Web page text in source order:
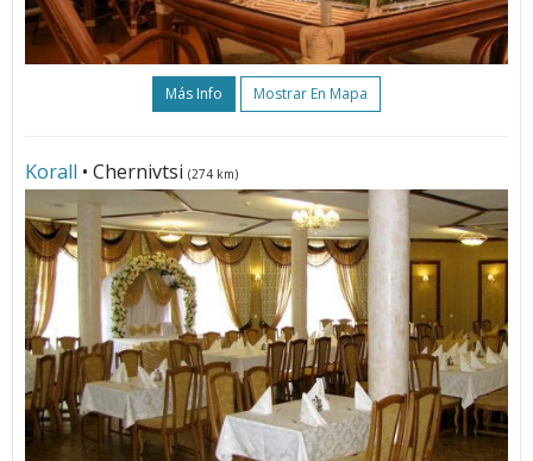
Más Info Mostrar En Mapa
Korall • Chernivtsi (274 km)